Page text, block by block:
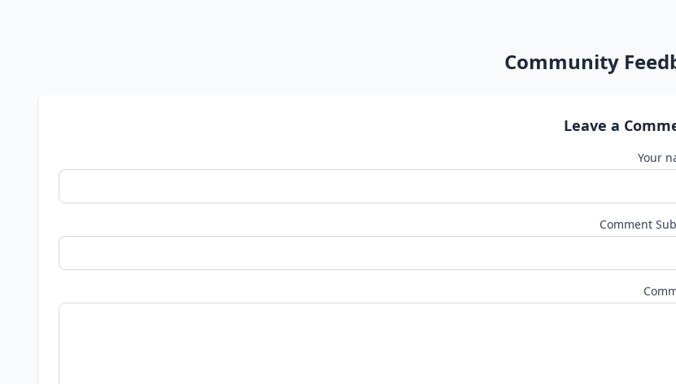
Community
Leave a
Your
Comment